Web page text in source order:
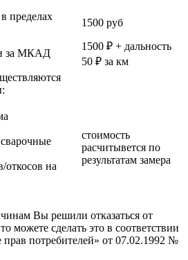
пределах
1500 руб
за МКАД
1500 ₽ + дальность
50 ₽ за км
откосов на
стоимость
расчитывется по
результатам замера
Вы решили отказаться от
можете сделать это в соответствии
потребителей» от 07.02.1992 №